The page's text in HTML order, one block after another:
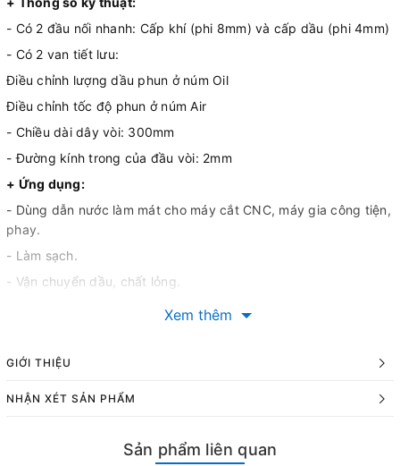
- Có 2 đầu nối nhanh: Cấp khí (phi 8mm) và cấp dầu (phi 4mm)
- Có 2 van tiết lưu:
Điều chỉnh lượng dầu phun ở núm Oil
Điều chỉnh tốc độ phun ở núm Air
- Chiều dài dây vòi: 300mm
- Đường kính trong của đầu vòi: 2mm
+ Ứng dụng:
- Dùng dẫn nước làm mát cho máy cắt CNC, máy gia công tiện,
phay.
- Làm sạch.
- Vận chuyển dầu, chất lỏng.
- Bôi trơn thiết bị truyền động.
Cửa hàng Vinh Dung
Dương
ĐT/Zalo: 0936.555.207
Xem thêm
GIỚI THIỆU
NHẬN XÉT SẢN PHẨM
Sản phẩm liên quan